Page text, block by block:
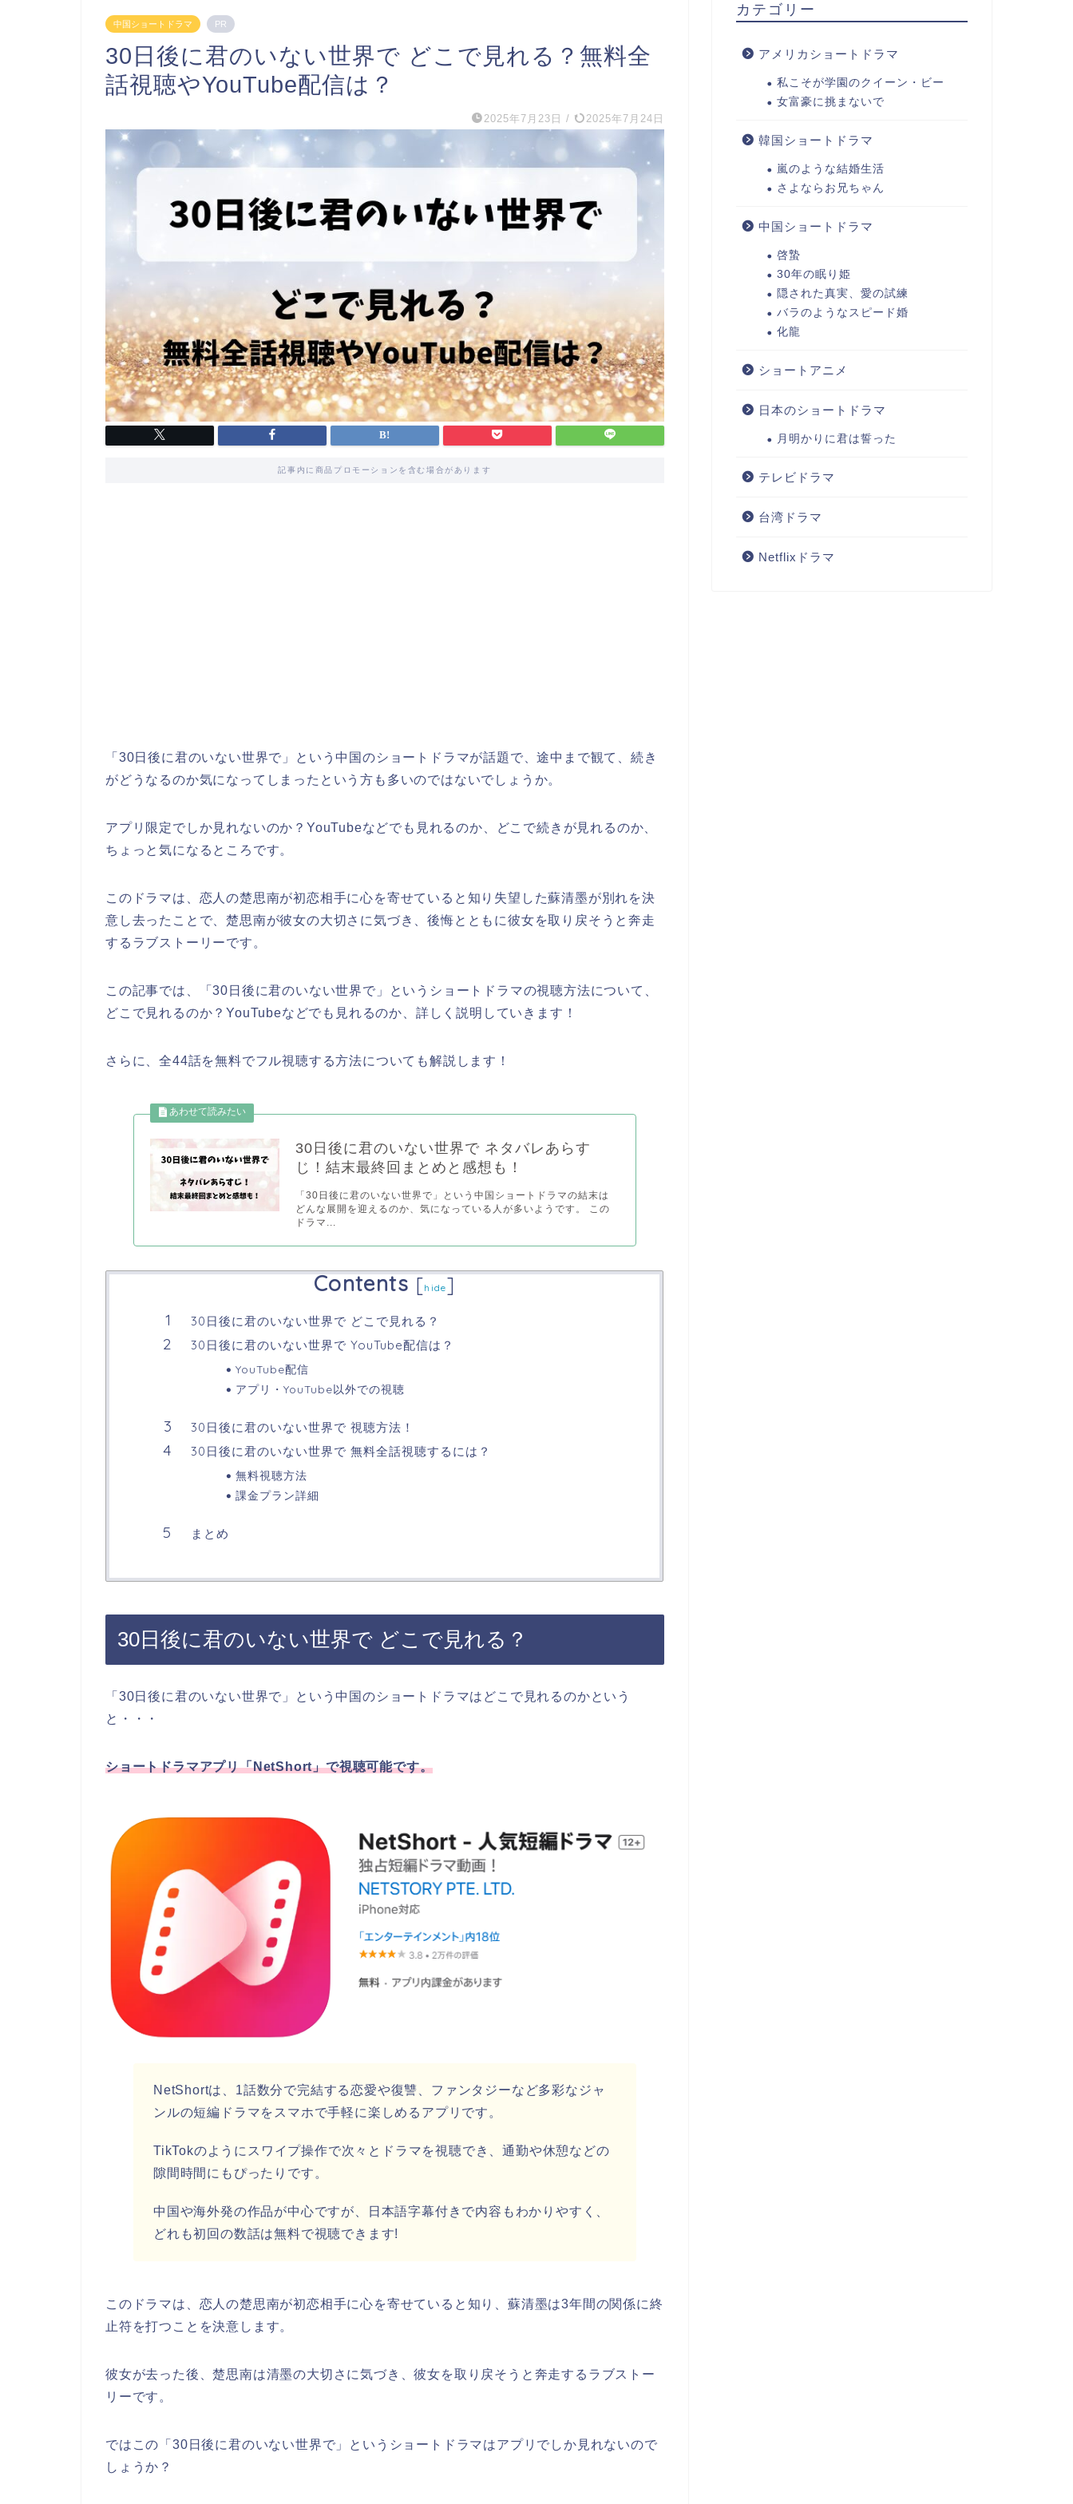
中国ショートドラマ PR
30日後に君のいない世界で どこで見れる？無料全
話視聴やYouTube配信は？
2025年7月23日 / 2025年7月24日
記事内に商品プロモーションを含む場合があります
「30日後に君のいない世界で 」
という中国のショートドラマが話題で、途中まで観て、続き
がどうなるのか気になってしまったという方も多いのではないでしょうか。
アプリ限定でしか見れないのか？YouTubeなどでも見れるのか、どこで続きが見れるのか、
ちょっと気になるところです。
このドラマは、恋人の楚思南が初恋相手に心を寄せていると知り失望した蘇清墨が別れを決
意し去ったことで、楚思南が彼女の大切さに気づき、後悔とともに彼女を取り戻そうと奔走
するラブストーリーです。
この記事では、 「30日後に君のいない世界で 」
というショートドラマの視聴方法について、
どこで見れるのか？YouTubeなどでも見れるのか、詳しく説明していきます！
さらに、全44話を無料でフル視聴する方法についても解説します！
30日後に君のいない世界で ネタバレあらす
じ！結末最終回まとめと感想も！
「30日後に君のいない世界で」という中国ショートドラマの結末は
どんな展開を迎えるのか、気になっている人が多いようです。 この
ドラマ...
Contents [hide]
30日後に君のいない世界で どこで見れる？
30日後に君のいない世界で YouTube配信は？
YouTube配信
アプリ・YouTube以外での視聴
30日後に君のいない世界で 視聴方法！
30日後に君のいない世界で 無料全話視聴するには？
無料視聴方法
課金プラン詳細
まとめ
30日後に君のいない世界で どこで見れる？
「30日後に君のいない世界で 」
という中国のショートドラマはどこで見れるのかという
と・・・
ショートドラマアプリ「NetShort」で視聴可能です。
NetShortは、1話数分で完結する恋愛や復讐、ファンタジーなど多彩なジャ
ンルの短編ドラマをスマホで手軽に楽しめるアプリです。
TikTokのようにスワイプ操作で次々とドラマを視聴でき、通勤や休憩などの
隙間時間にもぴったりです。
中国や海外発の作品が中心ですが、日本語字幕付きで内容もわかりやすく、
どれも初回の数話は無料で視聴できます!
このドラマは、恋人の楚思南が初恋相手に心を寄せていると知り、蘇清墨は3年間の関係に終
止符を打つことを決意します。
彼女が去った後、楚思南は清墨の大切さに気づき、彼女を取り戻そうと奔走するラブストー
リーです。
ではこの 「30日後に君のいない世界で 」という ショートドラマはアプリでしか見れないので
しょうか？
カテゴリー
アメリカショートドラマ
私こそが学園のクイーン・ビー
女富豪に挑まないで
韓国ショートドラマ
嵐のような結婚生活
さよならお兄ちゃん
中国ショートドラマ
啓蟄
30年の眠り姫
隠された真実、愛の試練
バラのようなスピード婚
化龍
ショートアニメ
日本のショートドラマ
月明かりに君は誓った
テレビドラマ
台湾ドラマ
Netflixドラマ